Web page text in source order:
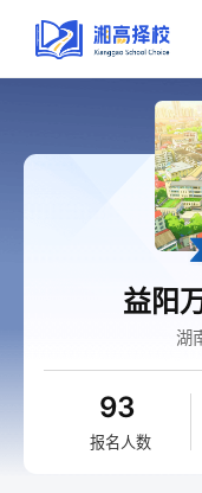
益阳
湖
93
报名人数